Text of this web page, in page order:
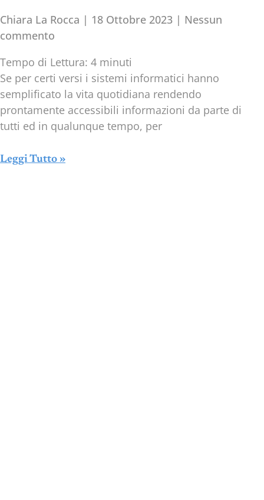
Chiara La Rocca 18 Ottobre 2023
Nessun
commento
Tempo di Lettura: 4 minuti
Se per certi versi i sistemi informatici hanno
semplificato la vita quotidiana rendendo
prontamente accessibili informazioni da parte di
tutti ed in qualunque tempo, per
Leggi Tutto »